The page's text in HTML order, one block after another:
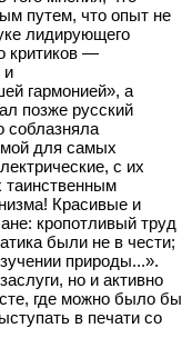
путем, что опыт не
лидирующего
критиков —
и
гармонией», а
позже русский
соблазняла
для самых
с их
Красивые и
кропотливый труд
были не в чести;
природы...».
но и активно
где можно было бы
в печати со